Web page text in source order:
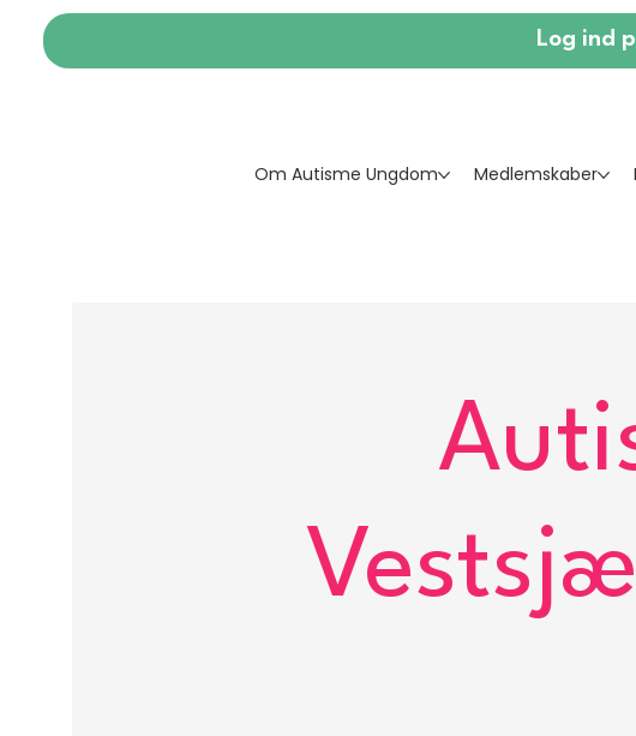
Log ind
Om Autisme Ungdom Medlemskaber